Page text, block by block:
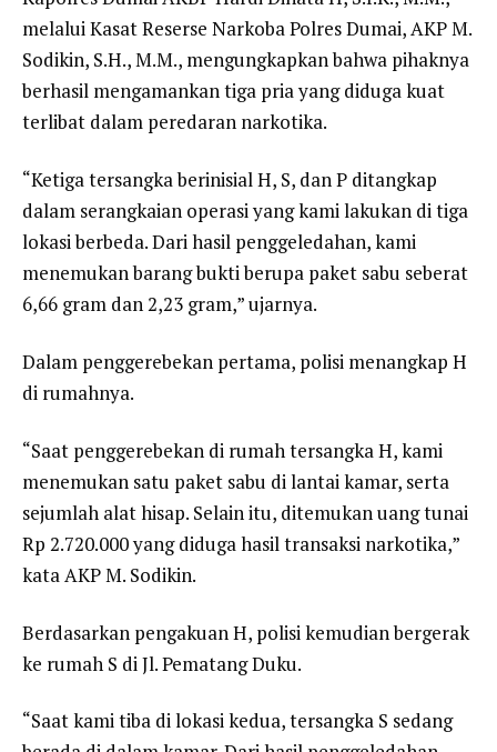
melalui Kasat Reserse Narkoba Polres Dumai, AKP M.
Sodikin, S.H., M.M., mengungkapkan bahwa pihaknya
berhasil mengamankan tiga pria yang diduga kuat
terlibat dalam peredaran narkotika.
“Ketiga tersangka berinisial H, S, dan P ditangkap
dalam serangkaian operasi yang kami lakukan di tiga
lokasi berbeda. Dari hasil penggeledahan, kami
menemukan barang bukti berupa paket sabu seberat
6,66 gram dan 2,23 gram,” ujarnya.
Dalam penggerebekan pertama, polisi menangkap H
di rumahnya.
“Saat penggerebekan di rumah tersangka H, kami
menemukan satu paket sabu di lantai kamar, serta
sejumlah alat hisap. Selain itu, ditemukan uang tunai
Rp 2.720.000 yang diduga hasil transaksi narkotika,”
kata AKP M. Sodikin.
Berdasarkan pengakuan H, polisi kemudian bergerak
ke rumah S di Jl. Pematang Duku.
“Saat kami tiba di lokasi kedua, tersangka S sedang